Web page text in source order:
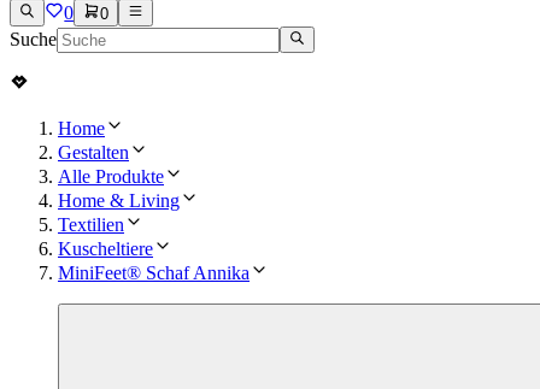
0 0
Suche
Home
Gestalten
Alle Produkte
Home & Living
Textilien
Kuscheltiere
MiniFeet® Schaf Annika